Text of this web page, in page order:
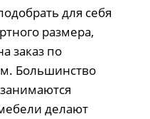
для себя
размера,
заказ по
Большинство
делают